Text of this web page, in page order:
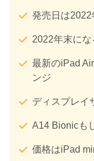
発売日は2022
2022年末に
最新のiPad
ンジ
ディスプレイ
A14 Bionicも
価格はiPad